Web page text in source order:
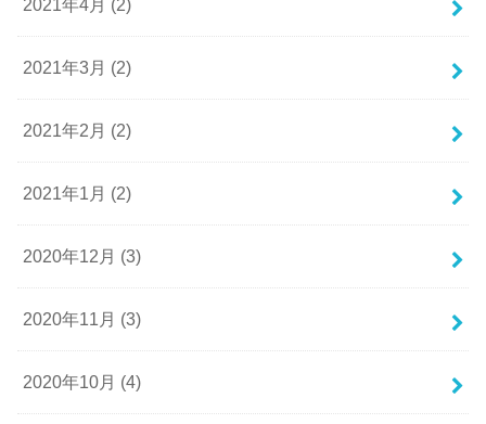
2021年4月 (2)
2021年3月 (2)
2021年2月 (2)
2021年1月 (2)
2020年12月 (3)
2020年11月 (3)
2020年10月 (4)